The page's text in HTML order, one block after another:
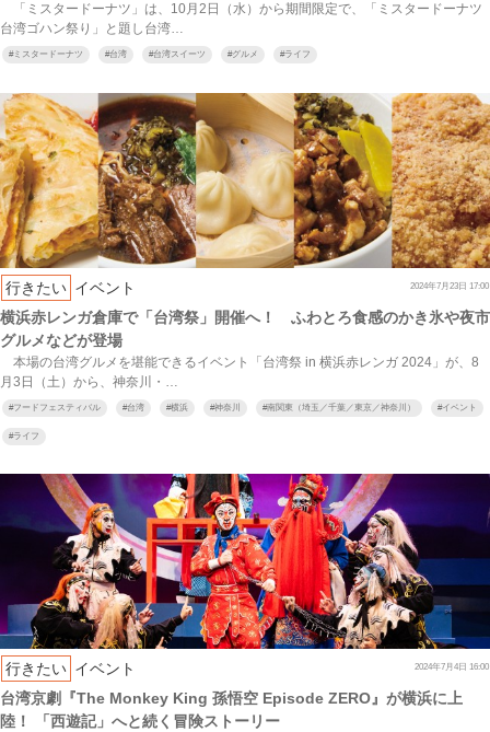
「ミスタードーナツ」は、10月2日（水）から期間限定で、「ミスタードーナツ
台湾ゴハン祭り」と題し台湾…
#ミスタードーナツ #台湾 #台湾スイーツ #グルメ #ライフ
行きたい イベント 2024年7月23日 17:00
横浜赤レンガ倉庫で「台湾祭」開催へ！ ふわとろ食感のかき氷や夜市
グルメなどが登場
本場の台湾グルメを堪能できるイベント「台湾祭 in 横浜赤レンガ 2024」が、8
月3日（土）から、神奈川・…
#フードフェスティバル #台湾 #横浜 #神奈川 #南関東（埼玉／千葉／東京／神奈川） #イベント
#ライフ
行きたい イベント 2024年7月4日 16:00
台湾京劇『The Monkey King 孫悟空 Episode ZERO』が横浜に上
陸！ 「西遊記」へと続く冒険ストーリー